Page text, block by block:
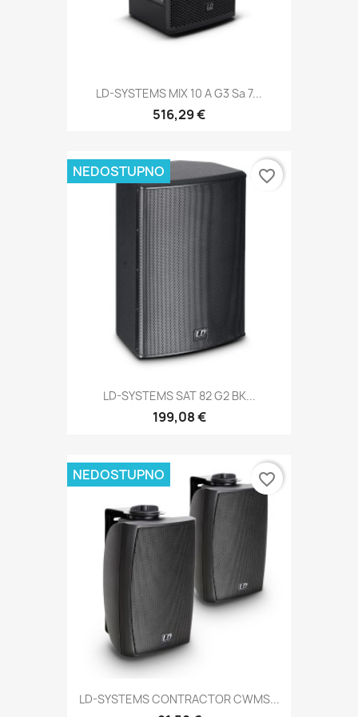
LD-SYSTEMS MIX 10 A G3 Sa 7...
516,29 €
LD-SYSTEMS SAT 82 G2 BK...
199,08 €
NEDOSTUPNO favorite_border
LD-SYSTEMS CONTRACTOR CWMS...
NEDOSTUPNO favorite_border